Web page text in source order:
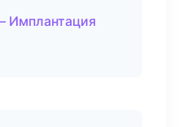
Имплантация